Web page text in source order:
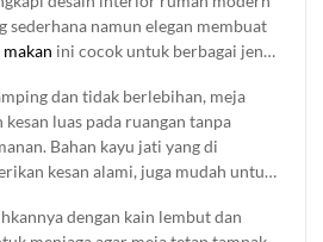
sederhana namun elegan membuat
ini cocok untuk berbagai jenis
meja makan minimalis Jepara
tampilannya yang bersih dan
proses pembuatan yang
tangan terbaik dari pengrajin
dan tidak berlebihan, meja
luas pada ruangan tanpa
Bahan kayu jati yang di
kesan alami, juga mudah untuk
dengan kain lembut dan